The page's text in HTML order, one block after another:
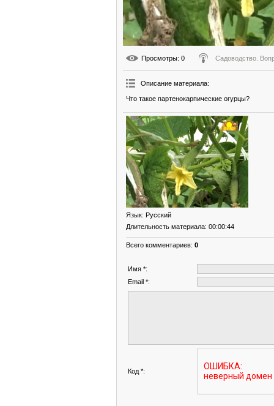
Просмотры: 0 Садоводство.
Описание материала:
Что такое партенокарпические огурцы?
Язык: Русский
Длительность материала: 00:00:44
Всего комментариев: 0
Имя *:
Email *:
Код *: